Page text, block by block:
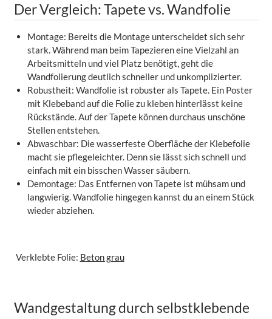
Der Vergleich: Tapete vs. Wandfolie
Montage: Bereits die Montage unterscheidet sich sehr
stark. Während man beim Tapezieren eine Vielzahl an
Arbeitsmitteln und viel Platz benötigt, geht die
Wandfolierung deutlich schneller und unkomplizierter.
Robustheit: Wandfolie ist robuster als Tapete. Ein Poster
mit Klebeband auf die Folie zu kleben hinterlässt keine
Rückstände. Auf der Tapete können durchaus unschöne
Stellen entstehen.
Abwaschbar: Die wasserfeste Oberfläche der Klebefolie
macht sie pflegeleichter. Denn sie lässt sich schnell und
einfach mit ein bisschen Wasser säubern.
Demontage: Das Entfernen von Tapete ist mühsam und
langwierig. Wandfolie hingegen kannst du an einem Stück
wieder abziehen.
Verklebte Folie: Beton grau
Wandgestaltung durch selbstklebende